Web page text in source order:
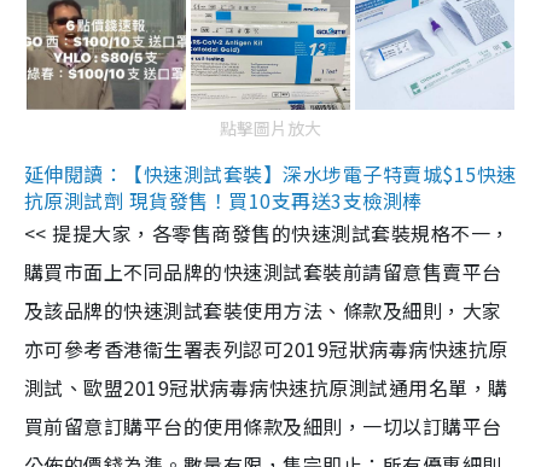
點擊圖片放大
延伸閱讀：【快速測試套裝】深水埗電子特賣城$15快速
抗原測試劑 現貨發售！買10支再送3支檢測棒
<< 提提大家，各零售商發售的快速測試套裝規格不一，
購買市面上不同品牌的快速測試套裝前請留意售賣平台
及該品牌的快速測試套裝使用方法、條款及細則，大家
亦可參考香港衞生署表列認可2019冠狀病毒病快速抗原
測試、歐盟2019冠狀病毒病快速抗原測試通用名單，購
買前留意訂購平台的使用條款及細則，一切以訂購平台